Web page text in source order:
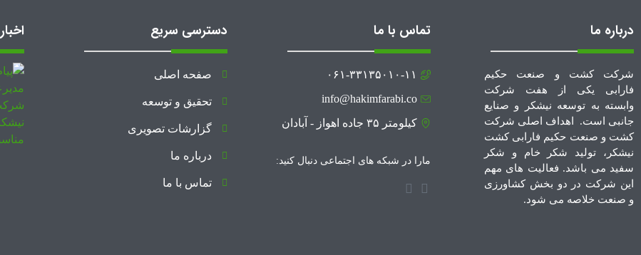
درباره ما
شرکت کشت و صنعت حکیم
فارابی یکی از هفت شرکت
وابسته به توسعه نیشکر و صنایع
جانبی است. اهداف اصلی شرکت
کشت و صنعت حکیم فارابی کشت
نیشکر، تولید شکر خام و شکر
سفید می باشد. فعالیت های مهم
این شرکت در دو بخش کشاورزی
و صنعت خلاصه می شود.
تماس با ما
۰۶۱-۳۳۱۳۵۰۱۰-۱۱
info@hakimfarabi.co
کیلومتر ۳۵ جاده اهواز - آبادان
مارا در شبکه های اجتماعی دنبال کنید:
دسترسی سریع
صفحه اصلی
تحقیق و توسعه
گزارشات تصویری
درباره ما
تماس با ما
اخبار